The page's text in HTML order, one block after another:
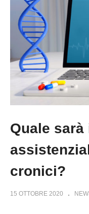
Quale
cronici?
15 OTTOBRE 2020